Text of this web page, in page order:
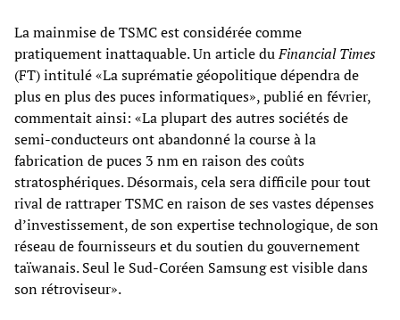
La mainmise de TSMC est considérée comme
pratiquement inattaquable. Un article duFinancial Times
(FT) intitulé «La suprématie géopolitique dépendra de
plus en plus des puces informatiques», publié en février,
commentait ainsi: «La plupart des autres sociétés de
semi-conducteurs ont abandonné la course à la
fabrication de puces 3 nm en raison des coûts
stratosphériques. Désormais, cela sera difficile pour tout
rival de rattraper TSMC en raison de ses vastes dépenses
d’investissement, de son expertise technologique, de son
réseau de fournisseurs et du soutien du gouvernement
taïwanais. Seul le Sud-Coréen Samsung est visible dans
son rétroviseur».